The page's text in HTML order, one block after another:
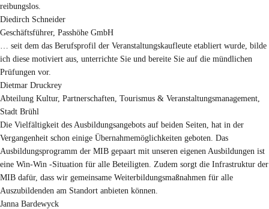
reibungslos.
Diedirch Schneider
Geschäftsführer, Passhöhe GmbH
… seit dem das Berufsprofil der Veranstaltungskaufleute etabliert wurde, bilde
ich diese motiviert aus, unterrichte Sie und bereite Sie auf die mündlichen
Prüfungen vor.
Dietmar Druckrey
Abteilung Kultur, Partnerschaften, Tourismus & Veranstaltungsmanagement
Stadt Brühl
Die Vielfältigkeit des Ausbildungsangebots auf beiden Seiten, hat in der
Vergangenheit schon einige Übernahmemöglichkeiten geboten. Das
Ausbildungsprogramm der MIB gepaart mit unseren eigenen Ausbildungen ist
eine Win-Win -Situation für alle Beteiligten. Zudem sorgt die Infrastruktur der
MIB dafür, dass wir gemeinsame Weiterbildungsmaßnahmen für alle
Auszubildenden am Standort anbieten können.
Janna Bardewyck